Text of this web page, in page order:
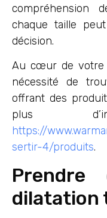
compréhension
chaque taille
décision.
Au cœur de votre
nécessité de
offrant des
plus
https://
sertir-4/produits.
dilatation